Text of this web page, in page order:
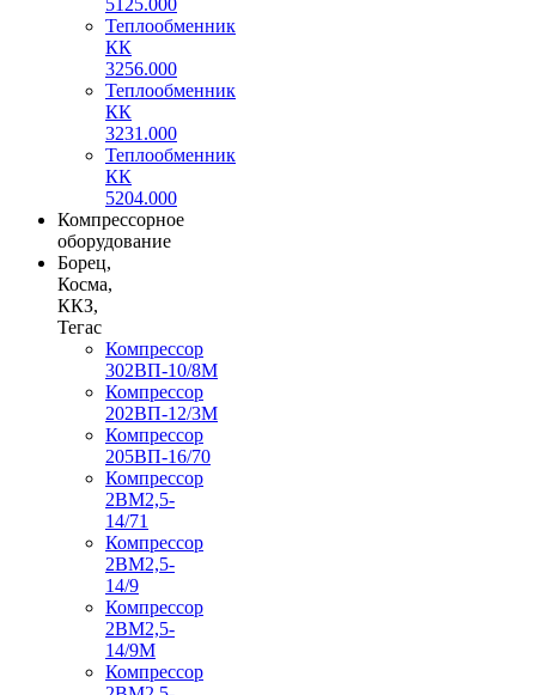
Теплообменник
КК
3256.000
Теплообменник
КК
3231.000
Теплообменник
КК
5204.000
Компрессорное
оборудование
Борец,
Косма,
ККЗ,
Тегас
Компрессор
302ВП-10/8М
Компрессор
202ВП-12/3М
Компрессор
205ВП-16/70
Компрессор
2ВМ2,5-
14/71
Компрессор
2ВМ2,5-
14/9
Компрессор
2ВМ2,5-
14/9М
Компрессор